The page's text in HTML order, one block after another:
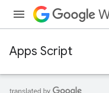
Apps Script